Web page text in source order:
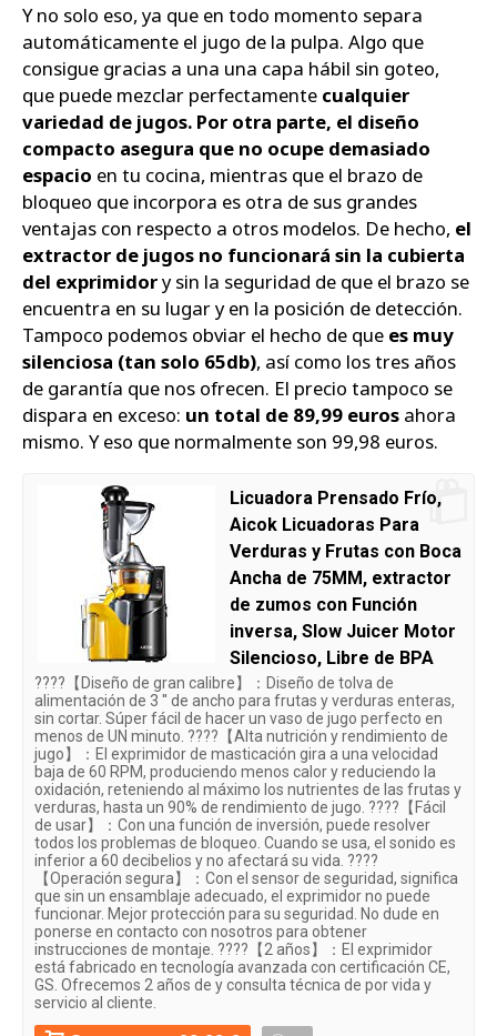
Y no solo eso, ya que en todo momento separa
automáticamente el jugo de la pulpa. Algo que
consigue gracias a una una capa hábil sin goteo,
que puede mezclar perfectamente cualquier
variedad de jugos. Por otra parte, el diseño
compacto asegura que no ocupe demasiado
espacio en tu cocina, mientras que el brazo de
bloqueo que incorpora es otra de sus grandes
ventajas con respecto a otros modelos. De hecho, el
extractor de jugos no funcionará sin la cubierta
del exprimidory sin la seguridad de que el brazo se
encuentra en su lugar y en la posición de detección.
Tampoco podemos obviar el hecho de que es muy
silenciosa (tan solo 65db), así como los tres años
de garantía que nos ofrecen. El precio tampoco se
dispara en exceso: un total de 89,99 euros ahora
mismo. Y eso que normalmente son 99,98 euros.
Licuadora Prensado Frío,
Aicok Licuadoras Para
Verduras y Frutas con Boca
Ancha de 75MM, extractor
de zumos con Función
inversa, Slow Juicer Motor
Silencioso, Libre de BPA
????【Diseño de gran calibre】：Diseño de tolva de
alimentación de 3 '' de ancho para frutas y verduras enteras,
sin cortar. Súper fácil de hacer un vaso de jugo perfecto en
menos de UN minuto. ????【Alta nutrición y rendimiento de
jugo】：El exprimidor de masticación gira a una velocidad
baja de 60 RPM, produciendo menos calor y reduciendo la
oxidación, reteniendo al máximo los nutrientes de las frutas y
verduras, hasta un 90% de rendimiento de jugo. ????【Fácil
de usar】：Con una función de inversión, puede resolver
todos los problemas de bloqueo. Cuando se usa, el sonido es
inferior a 60 decibelios y no afectará su vida. ????
【Operación segura】：Con el sensor de seguridad, significa
que sin un ensamblaje adecuado, el exprimidor no puede
funcionar. Mejor protección para su seguridad. No dude en
ponerse en contacto con nosotros para obtener
instrucciones de montaje. ????【2 años】：El exprimidor
está fabricado en tecnología avanzada con certificación CE,
GS. Ofrecemos 2 años de y consulta técnica de por vida y
servicio al cliente.